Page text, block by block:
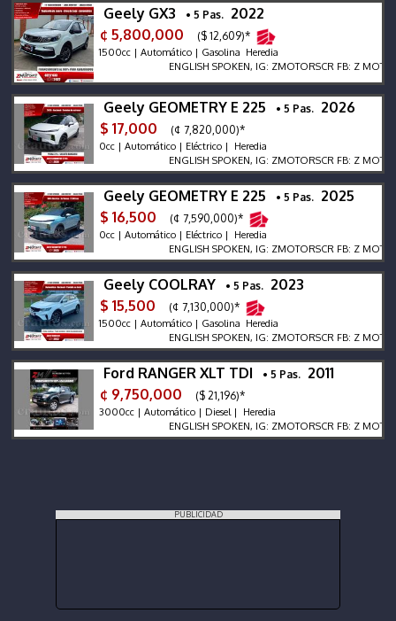
Geely GX3 • 5 Pas. 2022
¢ 5,800,000
($ 12,609)*
1500cc | Automático | Gasolina Heredia
ENGLISH SPOKEN, IG: ZMOTORSCR FB: Z
Geely GEOMETRY E 225 • 5 Pas. 2026
$ 17,000
(¢ 7,820,000)*
0cc | Automático | Eléctrico | Heredia
ENGLISH SPOKEN, IG: ZMOTORSCR FB: Z
Geely GEOMETRY E 225 • 5 Pas. 2025
$ 16,500
(¢ 7,590,000)*
0cc | Automático | Eléctrico | Heredia
ENGLISH SPOKEN, IG: ZMOTORSCR FB: Z
Geely COOLRAY • 5 Pas. 2023
$ 15,500
(¢ 7,130,000)*
1500cc | Automático | Gasolina Heredia
ENGLISH SPOKEN, IG: ZMOTORSCR FB: Z
Ford RANGER XLT TDI • 5 Pas. 2011
¢ 9,750,000
($ 21,196)*
3000cc | Automático | Diesel | Heredia
ENGLISH SPOKEN, IG: ZMOTORSCR FB: Z
PUBLICIDAD